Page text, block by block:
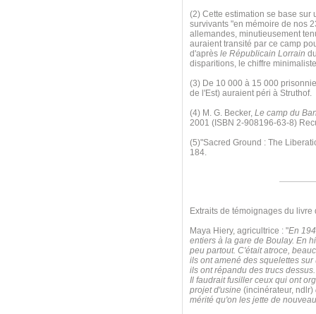
(2) Cette estimation se base
survivants "en mémoire de nos
allemandes, minutieusement
auraient transité par ce camp
d'après le Républicain Lorrain
disparitions, le chiffre
(3) De 10 000 à 15 000
de l'Est) auraient péri à Struthof.
(4) M. G. Becker, Le camp du
2001 (ISBN 2-908196-63-8)
(5)"Sacred Ground : The
184.
Extraits de témoignages du livre
Maya Hiery, agricultrice : "En
entiers à la gare de Boulay. En
peu partout. C'était atroce,
ils ont amené des squelettes
ils ont répandu des trucs
Il faudrait fusiller ceux qui ont
projet d'usine (incinérateur, ndlr)
mérité qu'on les jette de